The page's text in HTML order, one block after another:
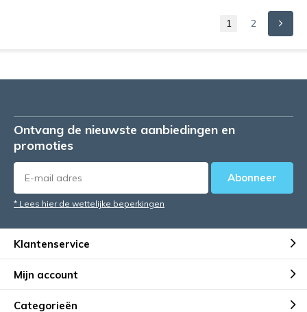
1 2
Ontvang de nieuwste aanbiedingen en
promoties
Abonneer
* Lees hier de wettelijke beperkingen
Klantenservice
Mijn account
Categorieën